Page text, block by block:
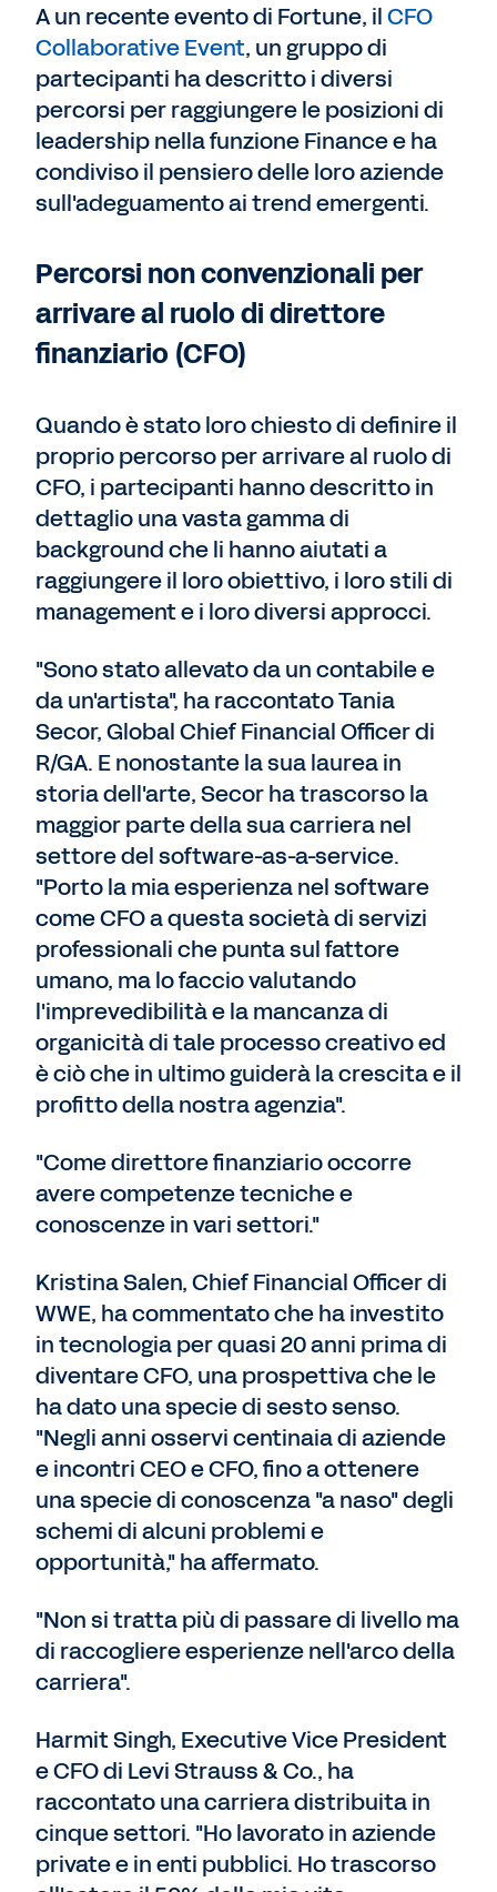
A un recente evento di Fortune, ilCFO
Collaborative Event, un gruppo di
partecipanti ha descritto i diversi
percorsi per raggiungere le posizioni di
leadership nella funzione Finance e ha
condiviso il pensiero delle loro aziende
sull'adeguamento ai trend emergenti.
Percorsi non convenzionali per
arrivare al ruolo di direttore
finanziario (CFO)
Quando è stato loro chiesto di definire il
proprio percorso per arrivare al ruolo di
CFO, i partecipanti hanno descritto in
dettaglio una vasta gamma di
background che li hanno aiutati a
raggiungere il loro obiettivo, i loro stili di
management e i loro diversi approcci.
"Sono stato allevato da un contabile e
da un'artista", ha raccontato Tania
Secor, Global Chief Financial Officer di
R/GA. E nonostante la sua laurea in
storia dell'arte, Secor ha trascorso la
maggior parte della sua carriera nel
settore del software-as-a-service.
"Porto la mia esperienza nel software
come CFO a questa società di servizi
professionali che punta sul fattore
umano, ma lo faccio valutando
l'imprevedibilità e la mancanza di
organicità di tale processo creativo ed
è ciò che in ultimo guiderà la crescita e il
profitto della nostra agenzia".
"Come direttore finanziario occorre
avere competenze tecniche e
conoscenze in vari settori."
Kristina Salen, Chief Financial Officer di
WWE, ha commentato che ha investito
in tecnologia per quasi 20 anni prima di
diventare CFO, una prospettiva che le
ha dato una specie di sesto senso.
"Negli anni osservi centinaia di aziende
e incontri CEO e CFO, fino a ottenere
una specie di conoscenza "a naso" degli
schemi di alcuni problemi e
opportunità," ha affermato.
"Non si tratta più di passare di livello ma
di raccogliere esperienze nell'arco della
carriera".
Harmit Singh, Executive Vice President
e CFO di Levi Strauss & Co., ha
raccontato una carriera distribuita in
cinque settori. "Ho lavorato in aziende
private e in enti pubblici. Ho trascorso